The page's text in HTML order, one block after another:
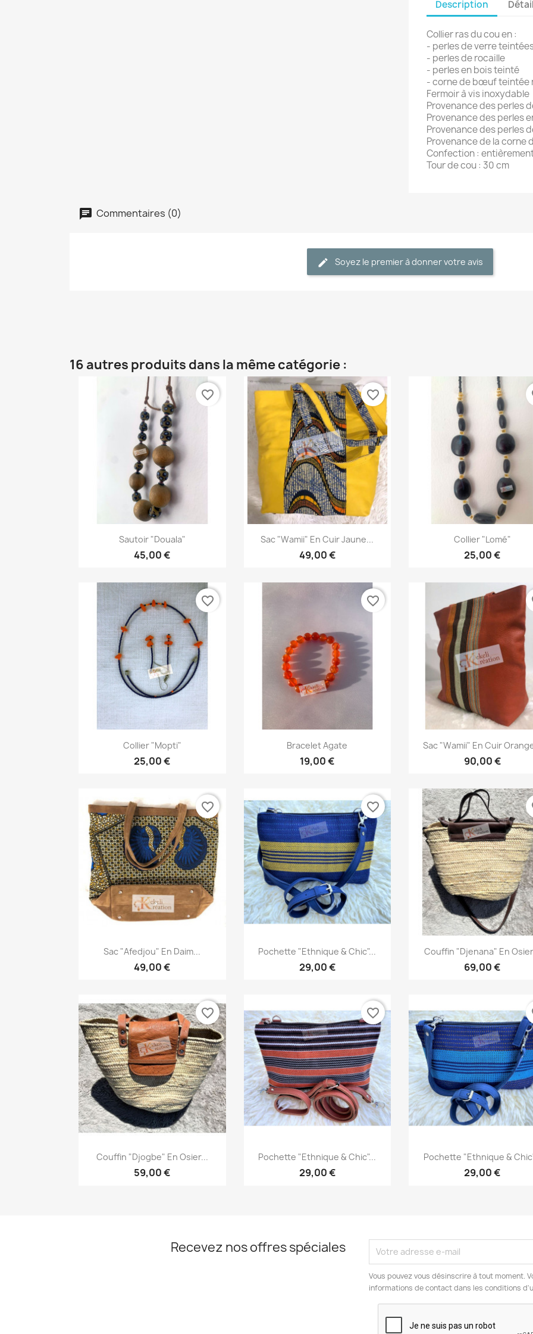
Description
Collier ras du cou en :
- perles de verre
- perles de rocaille
- perles en bois teinté
- corne de bœuf teintée
Fermoir à vis inoxydable
Provenance des perles
Provenance des perles
Provenance des perles
Provenance de la
Confection :
Tour de cou : 30 cm
Commentaires (0)
Soyez le premier à donner votre avis
16 autres produits dans la même catégorie :
Aperçu rapide
Sautoir "Douala"
45,00 €
favorite_border
Aperçu rapide
Sac "Wamii" En Cuir Jaune...
49,00 €
favorite_border
Aperçu rapide
Collier "Lomé"
25,00 €
Aperçu rapide
Collier "Mopti"
25,00 €
favorite_border
Aperçu rapide
Bracelet Agate
19,00 €
favorite_border
Aperçu rapide
Sac "Wamii" En Cuir
90,00 €
Aperçu rapide
Sac "Afedjou" En Daim...
49,00 €
favorite_border
Aperçu rapide
Pochette "Ethnique & Chic"...
29,00 €
favorite_border
 Aperçu rapide
Couffin "Djenana" En
69,00 €
Aperçu rapide
Couffin "Djogbe" En Osier...
59,00 €
favorite_border
Aperçu rapide
Pochette "Ethnique & Chic"...
29,00 €
favorite_border
Aperçu rapide
Pochette "Ethnique &
29,00 €
Recevez nos offres spéciales
Vous pouvez vous désinscrire à tout moment.
informations de contact dans les conditions